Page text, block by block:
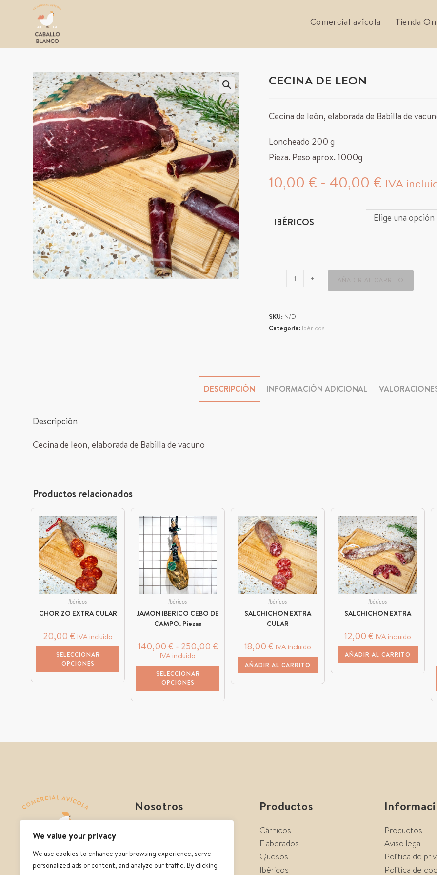
We value your privacy
We use cookies to enhance your browsing experience, serve
personalized ads or content, and analyze our traffic. By clicking
Comercial avícola Tienda
CECINA DE LEON
Cecina de león, elaborada de Babilla de
Loncheado 200 g
Pieza. Peso aprox. 1000g
10,00 € - 40,00 € IVA
IBÉRICOS Elige una opción
- + AÑADIR AL CARRITO
SKU: N/D
Categoría: Ibéricos
DESCRIPCIÓN INFORMACIÓN ADICIONAL
Descripción
Cecina de leon, elaborada de Babilla de vacuno
Productos relacionados
Ibéricos
CHORIZO EXTRA CULAR
20,00€ IVA incluido
SELECCIONAR
OPCIONES
Ibéricos
JAMON IBERICO CEBO DE
CAMPO. Piezas
140,00 € - 250,00 €
IVA incluido
SELECCIONAR
OPCIONES
Ibéricos
SALCHICHON EXTRA
CULAR
18,00 € IVA incluido
AÑADIR AL CARRITO
Ibéricos
SALCHICHON EXTRA
12,00 € IVA incluido
AÑADIR AL CARRITO
Nosotros
Contacto
Productos
Cárnicos
Elaborados
Quesos
Ibéricos
Productos
Aviso legal
Política de
Política de